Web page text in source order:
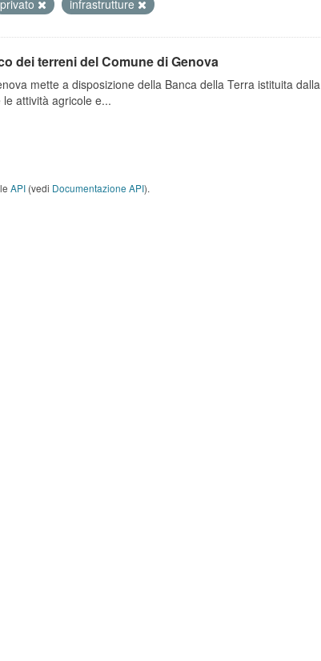
privato infrastrutture
dei terreni del Comune di Genova
mette a disposizione della Banca della Terra istituita dalla
attività agricole e...
API (vedi Documentazione API).